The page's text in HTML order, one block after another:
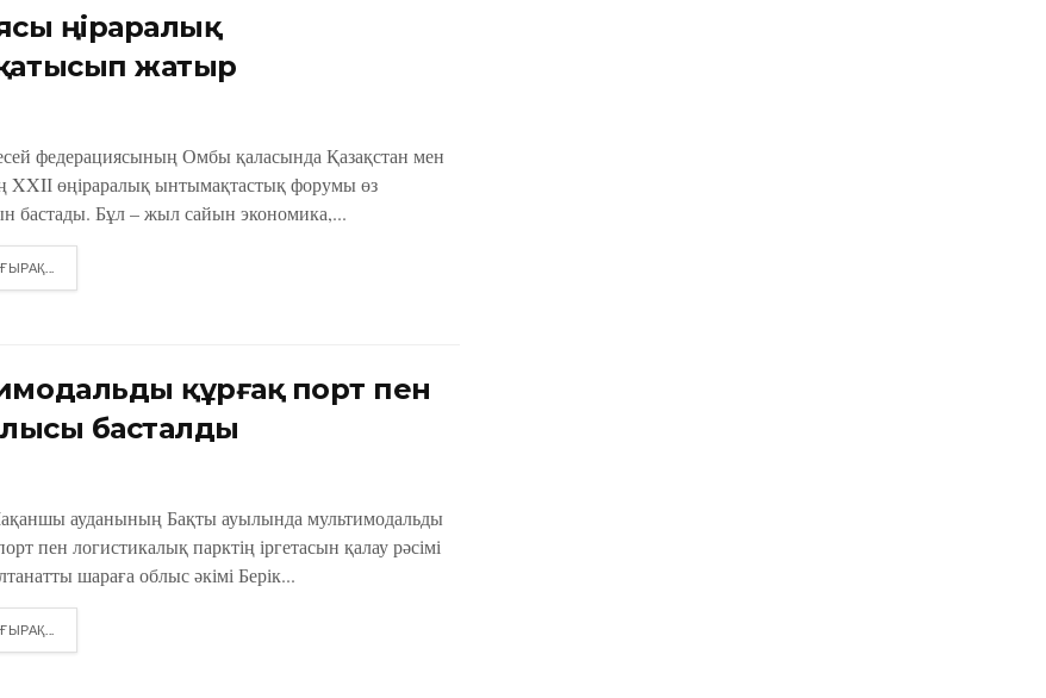
өңіраралық
жатыр
федерациясының Омбы қаласында Қазақстан мен
XXIІ өңіраралық ынтымақтастық форумы өз
бастады. Бұл – жыл сайын экономика,...
құрғақ порт пен
басталды
ауданының Бақты ауылында мультимодальды
пен логистикалық парктің іргетасын қалау рәсімі
шараға облыс әкімі Берік...